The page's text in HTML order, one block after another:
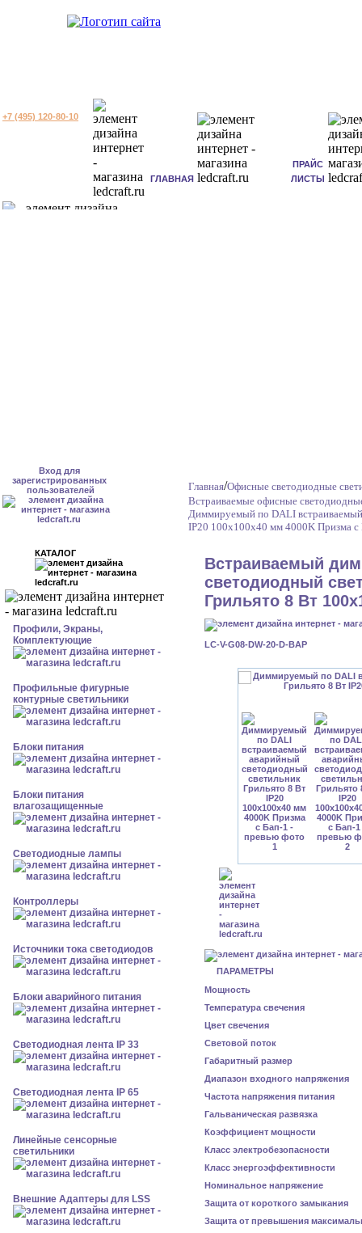
+7 (495) 120-80-10
ГЛАВНАЯ
ПРАЙС
ЛИСТЫ
Вход для
зарегистрированных
пользователей
КАТАЛОГ
Профили, Экраны,
Комплектующие
Профильные фигурные
контурные светильники
Блоки питания
Блоки питания
влагозащищенные
Светодиодные лампы
Контроллеры
Источники тока светодиодов
Блоки аварийного питания
Светодиодная лента IP 33
Светодиодная лента IP 65
Линейные сенсорные
светильники
Внешние Адаптеры для LSS
Главная/Офисные светодиодные
Встраиваемые офисные
Диммируемый по DALI
IP20 100x100x40 мм 4000K Призма с
Встраиваемый
светодиодный
Грильято 8 Вт
LC-V-G08-DW-20-D-BAP
ПАРАМЕТРЫ
Мощность
Температура свечения
Цвет свечения
Световой поток
Габаритный размер
Диапазон входного напряжения
Частота напряжения питания
Гальваническая развязка
Коэффициент мощности
Класс электробезопасности
Класс энергоэффективности
Номинальное напряжение
Защита от короткого замыкания
Защита от превышения